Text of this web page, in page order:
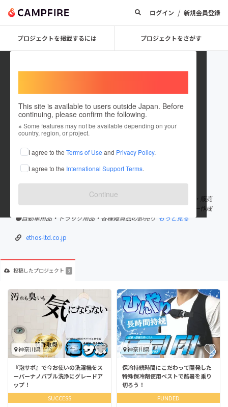
ログイン / 新規会員登録
プロジェクトを掲載するには プロジェクトをさがす
This site is available to users outside Japan. Before
continuing, please confirm the following.
※ Some features may not be available depending on your
country, region, or project.
I agree to the Terms of Use and Privacy Policy.
I agree to the International Support Terms.
Continue
Ethos co ltd
これまでに3件のプロジェクトを投稿しています
在住国：日本 現在地：神奈川県
出身国：日本 出身地：神奈川県
●自社オリジナル製品の企画開発・販売 ●製品開発・設計・製造・販売
促進のワンストップサポート ●製品プロモーション動画フライヤー作成
●自動車用品・トラック用品・各種雑貨品の卸売り もっと見る
ethos-ltd.co.jp
投稿したプロジェクト 3
神奈川県
『泡サポ』で今お使いの洗濯機をス
ーパーナノバブル洗浄にグレードア
ップ！
SUCCESS
神奈川県
保冷持続時間にこだわって開発した
特殊保冷剤使用ベストで酷暑を乗り
切ろう！
FUNDED